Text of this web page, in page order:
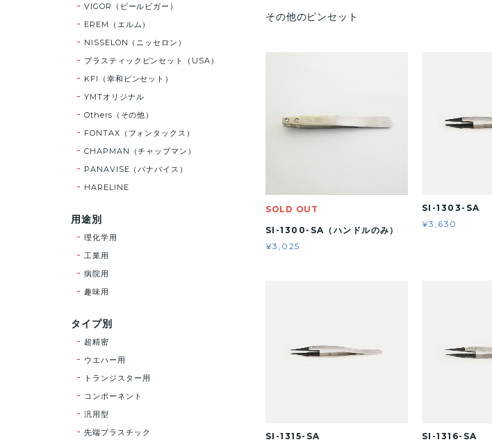
その他のピンセット
SOLD OUT
SI-1300-SA（ハンドルのみ）
¥3,025
SI-1303-SA
¥3,630
SI-1315-SA
SI-1316-SA
VIGOR（ピールビガー）
EREM（エルム）
NISSELON（ニッセロン）
プラスティックピンセット（USA）
KFI（幸和ピンセット）
YMTオリジナル
Others（その他）
FONTAX（フォンタックス）
CHAPMAN（チャップマン）
PANAVISE（パナバイス）
HARELINE
用途別
理化学用
工業用
病院用
趣味用
タイプ別
超精密
ウエハー用
トランジスター用
コンポーネント
汎用型
先端プラスチック